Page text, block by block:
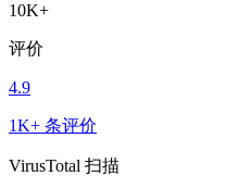
10K+
评价
4.9
1K+ 条评价
VirusTotal 扫描